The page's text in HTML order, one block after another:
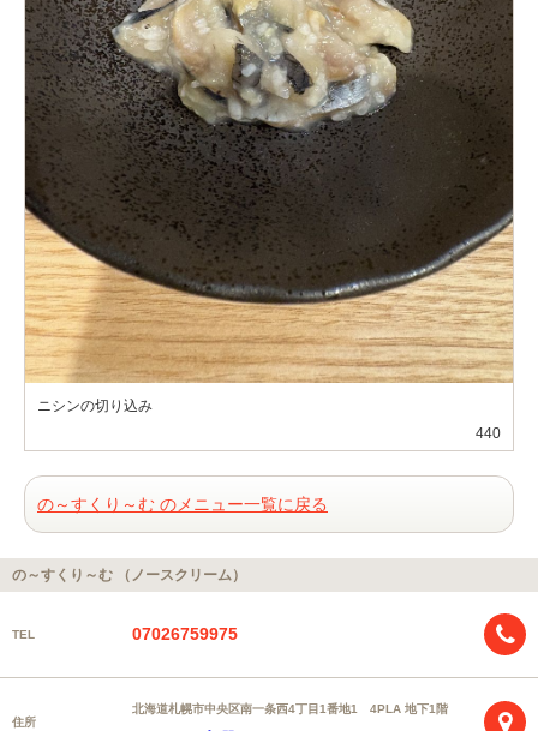
ニシンの切り込み
440
の～すくり～む のメニュー一覧に戻る
の～すくり～む （ノースクリーム）
TEL 07026759975
住所
北海道札幌市中央区南一条西4丁目1番地1 4PLA 地下1階